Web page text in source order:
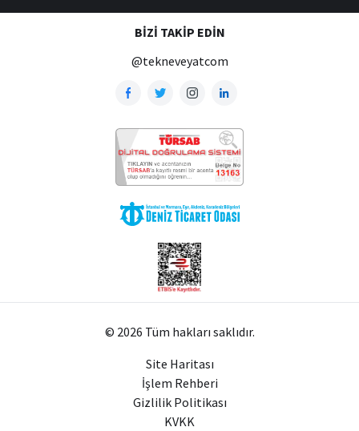
BIZI TAKIP EDIN
@tekneveyatcom
© 2026 Tüm hakları saklıdır.
Site Haritası
İşlem Rehberi
Gizlilik Politikası
KVKK